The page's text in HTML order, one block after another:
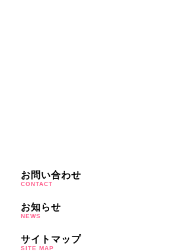
お問い合わせ
CONTACT
お知らせ
NEWS
サイトマップ
SITE MAP